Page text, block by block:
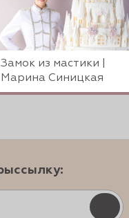
Замок из мастики |
Марина Синицкая